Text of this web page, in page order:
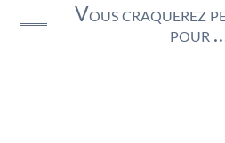
Vous craquerez
pour